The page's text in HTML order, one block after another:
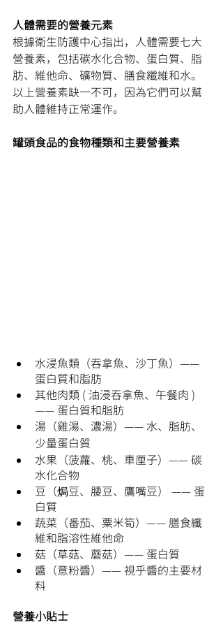
人體需要的營養元素
根據衛生防護中心指出，人體需要七大
營養素，包括碳水化合物、蛋白質、脂
肪、維他命、礦物質、膳食纖維和水。
以上營養素缺一不可，因為它們可以幫
助人體維持正常運作。
罐頭食品的食物種類和主要營養素
水浸魚類（吞拿魚、沙丁魚）——
蛋白質和脂肪
其他肉類 ( 油浸吞拿魚、午餐肉 )
—— 蛋白質和脂肪
湯（雞湯、濃湯）—— 水、脂肪、
少量蛋白質
水果（菠蘿、桃、車厘子）—— 碳
水化合物
豆（焗豆、腰豆、鷹嘴豆） —— 蛋
白質
蔬菜（番茄、粟米筍）—— 膳食纖
維和脂溶性維他命
菇（草菇、蘑菇）—— 蛋白質
醬（意粉醬）—— 視乎醬的主要材
料
營養小貼士